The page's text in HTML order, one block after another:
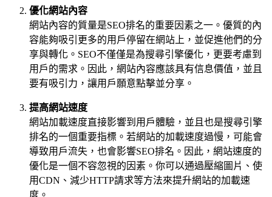
優化網站內容
網站內容的質量是SEO排名的重要因素之一。優質的內
容能夠吸引更多的用戶停留在網站上，並促進他們的分
享與轉化。SEO不僅僅是為搜尋引擎優化，更要考慮到
用戶的需求。因此，網站內容應該具有信息價值，並且
要有吸引力，讓用戶願意點擊並分享。
提高網站速度
網站加載速度直接影響到用戶體驗，並且也是搜尋引擎
排名的一個重要指標。若網站的加載速度過慢，可能會
導致用戶流失，也會影響SEO排名。因此，網站速度的
優化是一個不容忽視的因素。你可以通過壓縮圖片、使
用CDN、減少HTTP請求等方法來提升網站的加載速
度。